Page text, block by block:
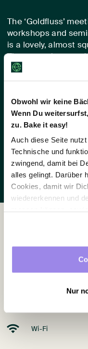
Obwohl wir keine
Wenn Du
zu. Bake it easy!
Auch diese Seite
Technische und
zwingend, damit bei
alles gelingt. Darüber
Cookies, damit wir
wiedererkennen und
außerhalb unserer
später noch –
Nur
The ‘Goldfluss’
workshops and
is a lovely, almost
The acoustics are
noise and
restaurant, for
terrace is the
head.
Wi-Fi